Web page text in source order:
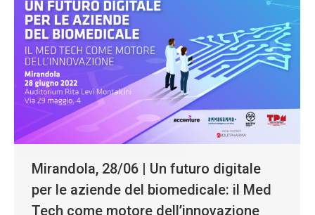
Mirandola, 28/06 | Un futuro digitale
per le aziende del biomedicale: il Med
Tech come motore dell’innovazione